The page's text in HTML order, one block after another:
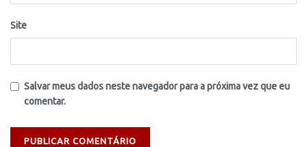
Site
Salvar meus dados neste navegador para a próxima vez que eu
comentar.